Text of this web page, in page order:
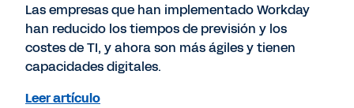
Las empresas que han implementado Workday
han reducido los tiempos de previsión y los
costes de TI, y ahora son más ágiles y tienen
capacidades digitales.
Leer artículo